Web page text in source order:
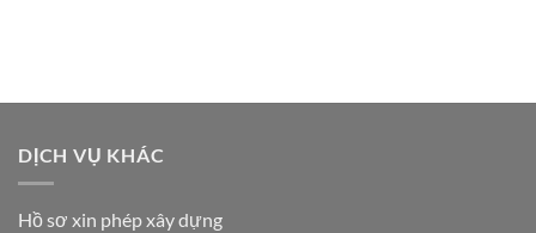
DỊCH VỤ KHÁC
Hồ sơ xin phép xây dựng